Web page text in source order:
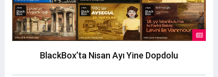
BlackBox’ta Nisan Ayı Yine Dopdolu